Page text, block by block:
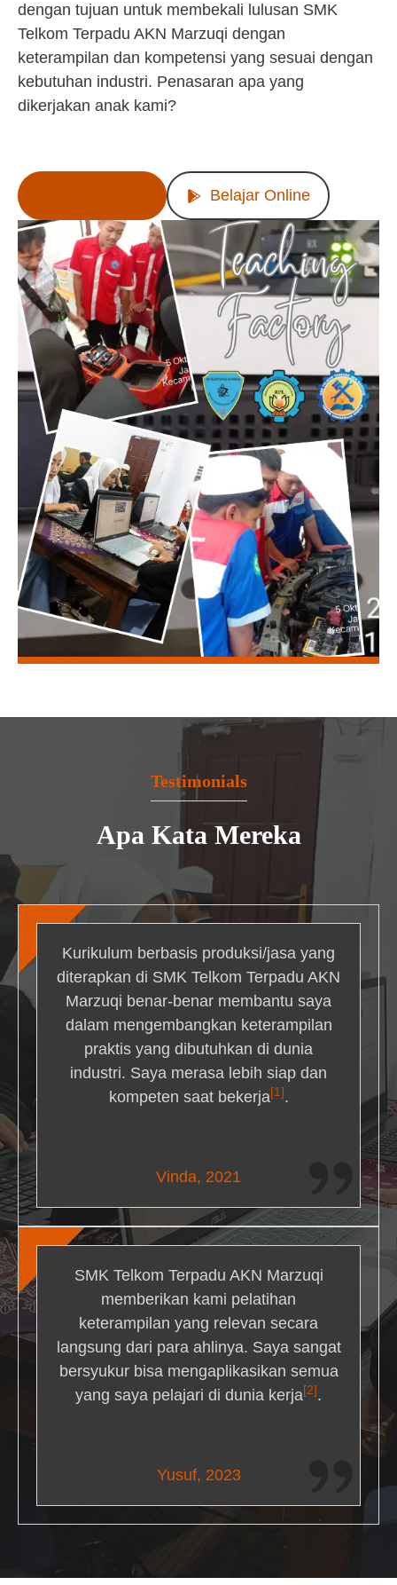
dengan tujuan untuk membekali lulusan SMK
Telkom Terpadu AKN Marzuqi dengan
keterampilan dan kompetensi yang sesuai dengan
kebutuhan industri. Penasaran apa yang
dikerjakan anak kami?
Belajar Online
Testimonials
Apa Kata Mereka
Kurikulum berbasis produksi/jasa yang
diterapkan di SMK Telkom Terpadu AKN
Marzuqi benar-benar membantu saya
dalam mengembangkan keterampilan
praktis yang dibutuhkan di dunia
industri. Saya merasa lebih siap dan
kompeten saat bekerja[1] .
Vinda, 2021
SMK Telkom Terpadu AKN Marzuqi
memberikan kami pelatihan
keterampilan yang relevan secara
langsung dari para ahlinya. Saya sangat
bersyukur bisa mengaplikasikan semua
yang saya pelajari di dunia kerja[2] .
Yusuf, 2023